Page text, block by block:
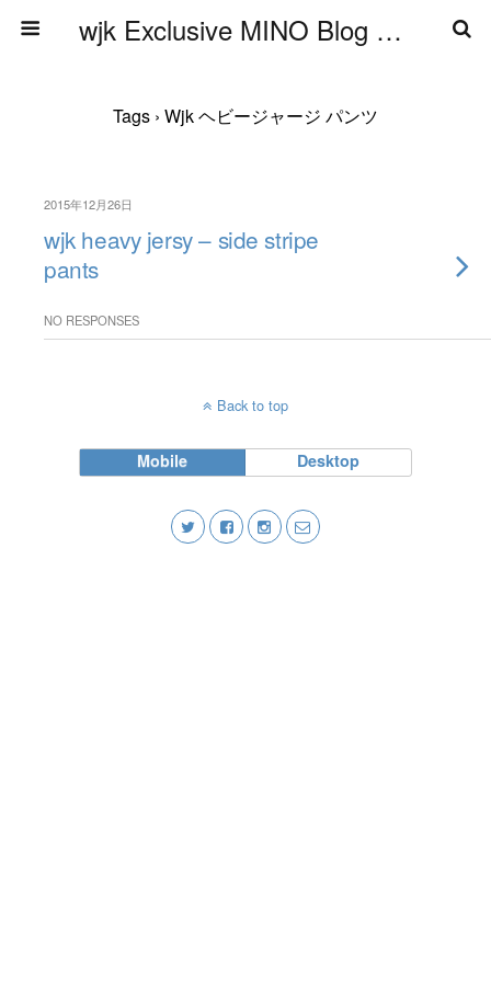
wjk Exclusive MINO Blog ブログ
Tags › Wjk ヘビージャージ パンツ
2015年12月26日
wjk heavy jersy – side stripe
pants
NO RESPONSES
Back to top
Mobile Desktop